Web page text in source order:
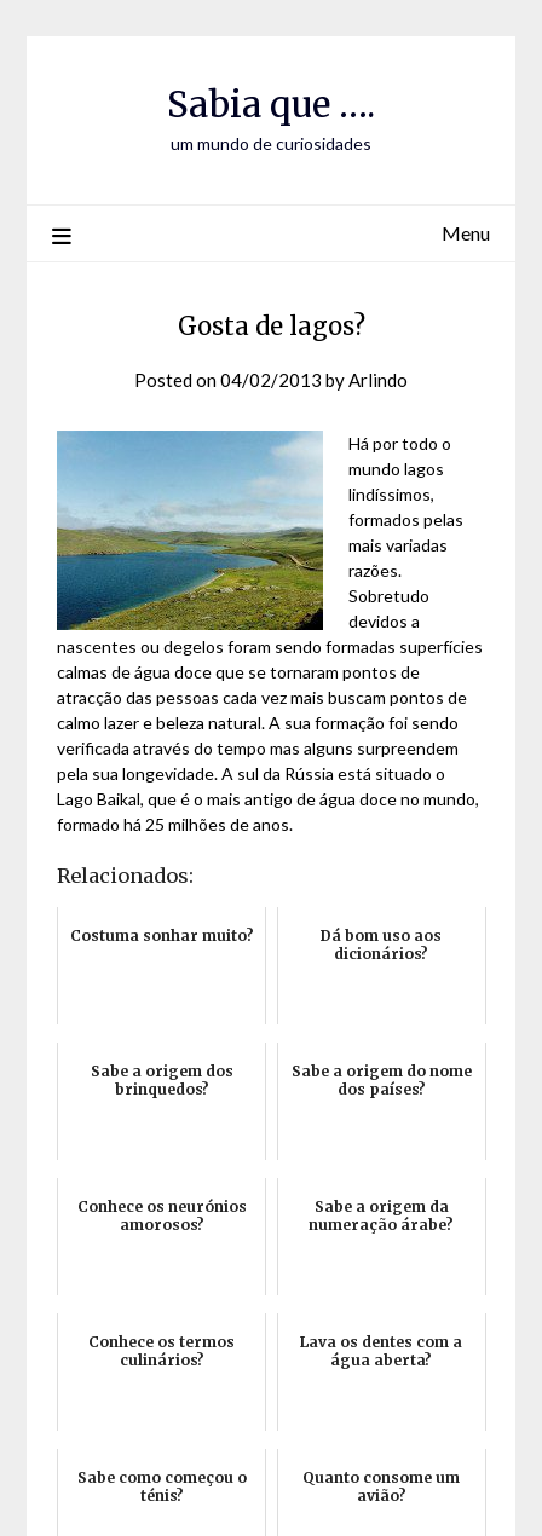
Sabia que ….
um mundo de curiosidades
Menu
Gosta de lagos?
Posted on04/02/2013 byArlindo
Há por todo o
mundo lagos
lindíssimos,
formados pelas
mais variadas
razões.
Sobretudo
devidos a
nascentes ou degelos foram sendo formadas superfícies
calmas de água doce que se tornaram pontos de
atracção das pessoas cada vez mais buscam pontos de
calmo lazer e beleza natural. A sua formação foi sendo
verificada através do tempo mas alguns surpreendem
pela sua longevidade. A sul da Rússia está situado o
Lago Baikal, que é o mais antigo de água doce no mundo,
formado há 25 milhões de anos.
Relacionados:
Costuma sonhar muito?
Dá bom uso aos
dicionários?
Sabe a origem dos
brinquedos?
Sabe a origem do nome
dos países?
Conhece os neurónios
amorosos?
Sabe a origem da
numeração árabe?
Conhece os termos
culinários?
Lava os dentes com a
água aberta?
Sabe como começou o
ténis?
Quanto consome um
avião?